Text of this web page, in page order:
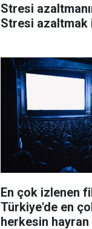
Stresi
Stresi azaltmak
En çok izlenen
Türkiye'de en
herkesin hayran